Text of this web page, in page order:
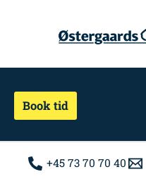
Book tid
+45 73 70 70 40